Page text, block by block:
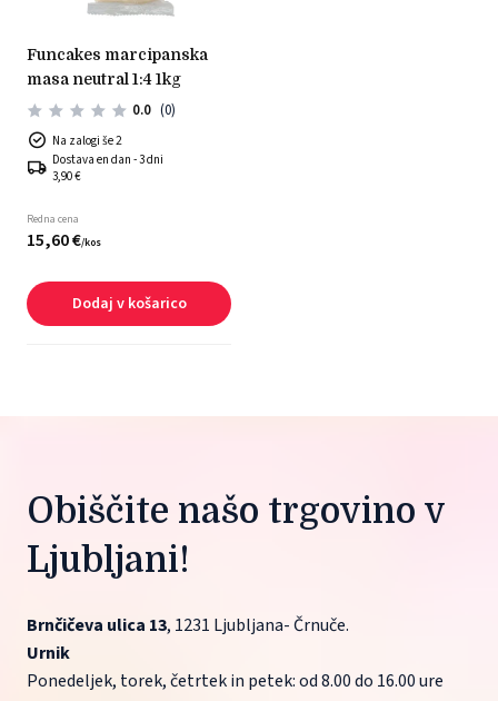
funcakes marcipanska
masa neutral 1:4 1kg
0.0 (0)
Na zalogi še 2
Dostava en dan - 3 dni
3,90 €
Redna cena
15,60€/kos
Dodaj v košarico
Obiščite našo trgovino v
Ljubljani!
Brnčičeva ulica 13, 1231 Ljubljana- Črnuče.
Urnik
Ponedeljek, torek, četrtek in petek: od 8.00 do 16.00 ure